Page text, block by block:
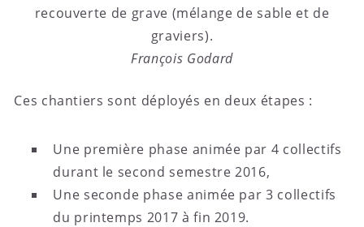
recouverte de grave (mélange de sable et de
graviers).
François Godard
Ces chantiers sont déployés en deux étapes :
Une première phase animée par 4 collectifs
durant le second semestre 2016,
Une seconde phase animée par 3 collectifs
du printemps 2017 à fin 2019.